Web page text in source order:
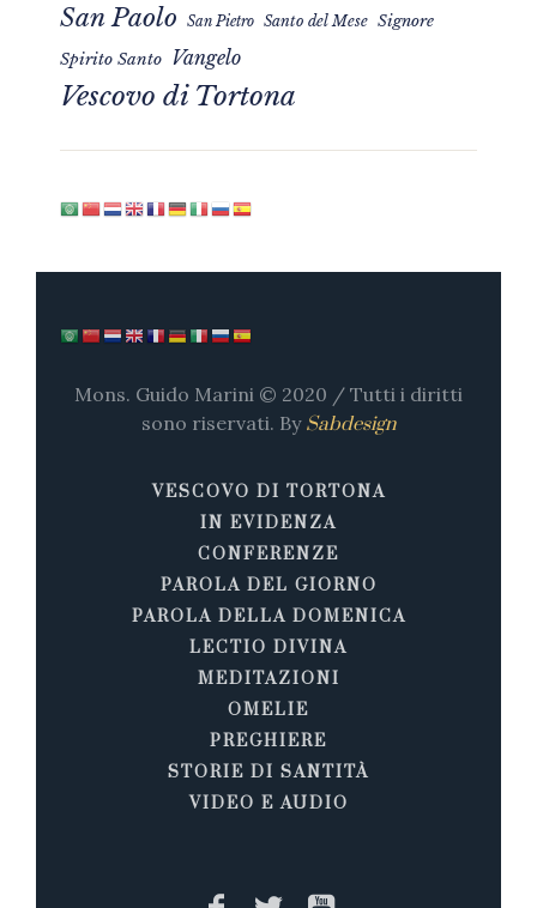
San Paolo San Pietro Santo del Mese Signore
Spirito Santo Vangelo
Vescovo di Tortona
Mons. Guido Marini © 2020 / Tutti i diritti
sono riservati. By Sabdesign
VESCOVO DI TORTONA
IN EVIDENZA
CONFERENZE
PAROLA DEL GIORNO
PAROLA DELLA DOMENICA
LECTIO DIVINA
MEDITAZIONI
OMELIE
PREGHIERE
STORIE DI SANTITÀ
VIDEO E AUDIO